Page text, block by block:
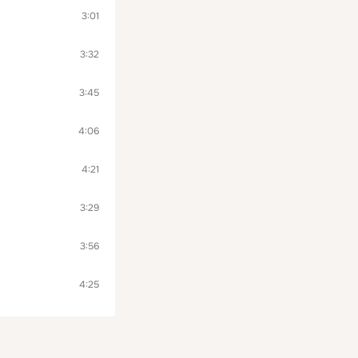
3:01
3:32
3:45
4:06
4:21
3:29
3:56
4:25